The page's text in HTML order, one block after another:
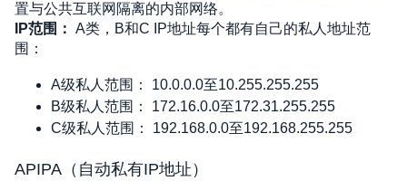
置与公共互联网隔离的内部网络。
IP范围： A类，B和C IP地址每个都有自己的私人地址范
围：
A级私人范围：
10.0.0.0至10.255.255.255
B级私人范围：
172.16.0.0至172.31.255.255
C级私人范围：
192.168.0.0至192.168.255.255
APIPA（自动私有IP地址）